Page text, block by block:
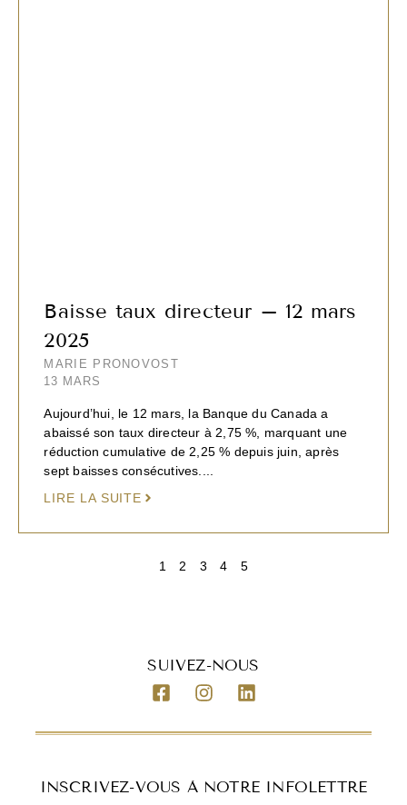
Baisse taux directeur – 12 mars
2025
MARIE PRONOVOST
13 MARS
Aujourd’hui, le 12 mars, la Banque du Canada a
abaissé son taux directeur à 2,75 %, marquant une
réduction cumulative de 2,25 % depuis juin, après
sept baisses consécutives....
LIRE LA SUITE
1 2 3 4 5
SUIVEZ-NOUS
INSCRIVEZ-VOUS À NOTRE INFOLETTRE